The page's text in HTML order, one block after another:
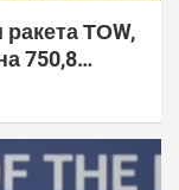
ракета ТОW,
750,8